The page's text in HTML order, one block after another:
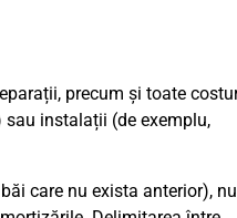
precum și toate
instalații (de exemplu,
care nu exista anterior), nu